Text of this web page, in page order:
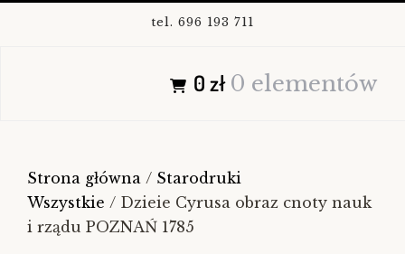
tel. 696 193 711
0 zł 0 elementów
Strona główna / Starodruki
Wszystkie / Dzieie Cyrusa obraz cnoty nauk
i rządu POZNAŃ 1785